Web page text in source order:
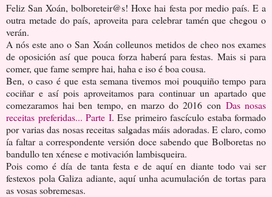
Feliz San Xoán, bolboreteir@s! Hoxe hai festa por medio país. E a
outra metade do país, aproveita para celebrar tamén que chegou o
verán.
A nós este ano o San Xoán colleunos metidos de cheo nos exames
de oposición así que pouca forza haberá para festas. Mais si para
comer, que fame sempre hai, haha e iso é boa cousa.
Ben, o caso é que esta semana tivemos moi pouquiño tempo para
cociñar e así pois aproveitamos para continuar un apartado que
comezaramos hai ben tempo, en marzo do 2016 con Das nosas
receitas preferidas... Parte I. Ese primeiro fascículo estaba formado
por varias das nosas receitas salgadas máis adoradas. E claro, como
ía faltar a correspondente versión doce sabendo que Bolboretas no
bandullo ten xénese e motivación lambisqueira.
Pois como é día de tanta festa e de aquí en diante todo vai ser
festexos pola Galiza adiante, aquí unha acumulación de tortas para
as vosas sobremesas.